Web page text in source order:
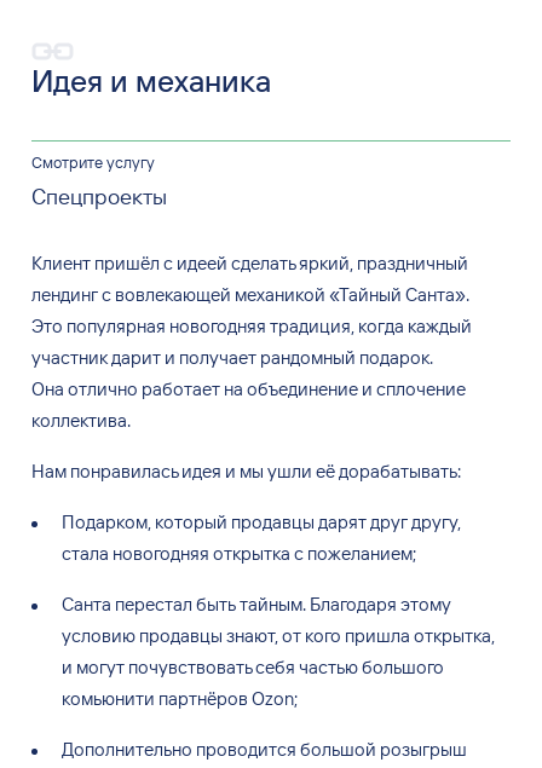
Идея и механика
Смотрите услугу
Спецпроекты
Клиент пришёл с идеей сделать яркий, праздничный
лендинг с вовлекающей механикой «Тайный Санта».
Это популярная новогодняя традиция, когда каждый
участник дарит и получает рандомный подарок.
Она отлично работает на объединение и сплочение
коллектива.
Нам понравилась идея и мы ушли еёдорабатывать:
Подарком, который продавцы дарят другдругу,
стала новогодняя открытка с пожеланием;
Санта перестал бытьтайным. Благодаря этому
условию продавцы знают, от кого пришла открытка,
и могут почувствовать себя частью большого
комьюнити партнёров Ozon;
Дополнительно проводится большой розыгрыш